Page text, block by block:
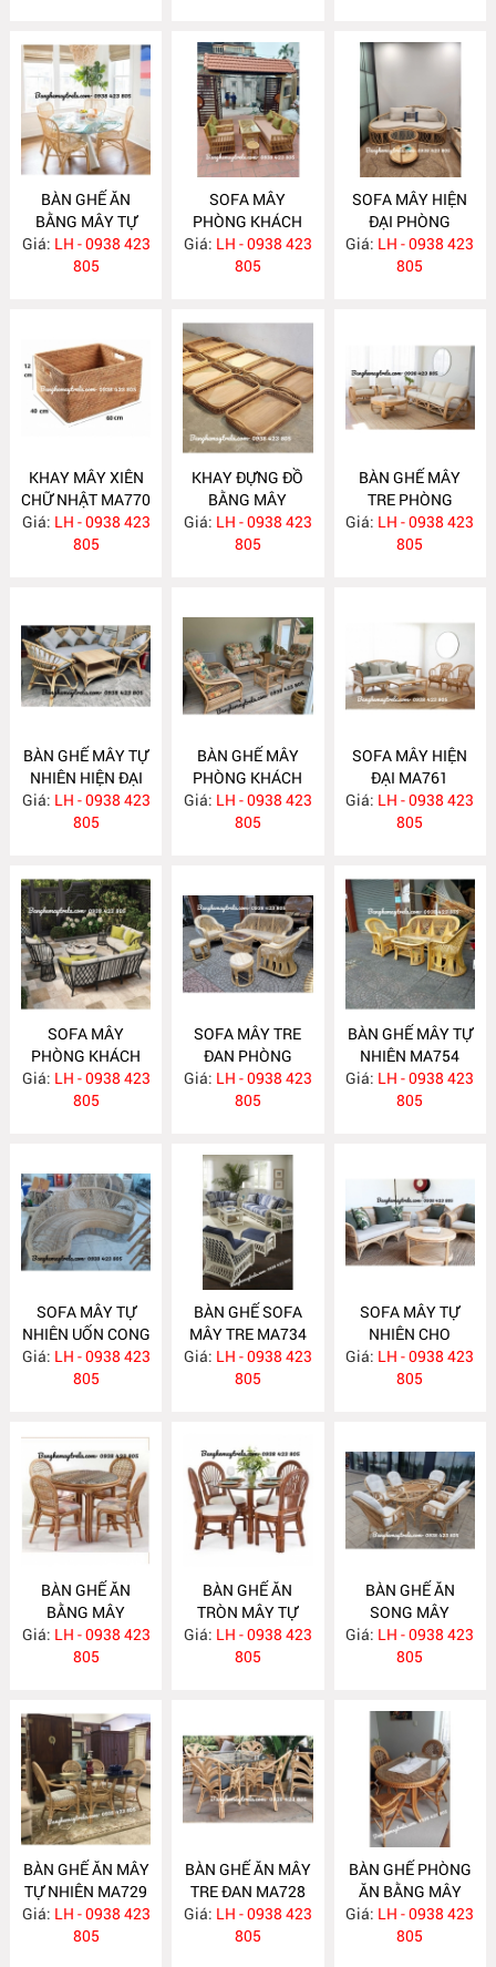
BÀN GHẾ ĂN
BẰNG MÂY TỰ
NHIÊN MA780
Giá: LH - 0938 423
805
SOFA MÂY
PHÒNG KHÁCH
KIỂU DÁNG ĐƠN
GIẢN MA778
Giá: LH - 0938 423
805
SOFA MÂY HIỆN
ĐẠI PHÒNG
KHÁCH MA777
Giá: LH - 0938 423
805
KHAY MÂY XIÊN
CHỮ NHẬT MA770
Giá: LH - 0938 423
805
KHAY ĐỰNG ĐỒ
BẰNG MÂY
MA769
Giá: LH - 0938 423
805
BÀN GHẾ MÂY
TRE PHÒNG
KHÁCH MA764
Giá: LH - 0938 423
805
BÀN GHẾ MÂY TỰ
NHIÊN HIỆN ĐẠI
MA763
Giá: LH - 0938 423
805
BÀN GHẾ MÂY
PHÒNG KHÁCH
MA762
Giá: LH - 0938 423
805
SOFA MÂY HIỆN
ĐẠI MA761
Giá: LH - 0938 423
805
SOFA MÂY
PHÒNG KHÁCH
MA760
Giá: LH - 0938 423
805
SOFA MÂY TRE
ĐAN PHÒNG
KHÁCH MA755
Giá: LH - 0938 423
805
BÀN GHẾ MÂY TỰ
NHIÊN MA754
Giá: LH - 0938 423
805
SOFA MÂY TỰ
NHIÊN UỐN CONG
MA743
Giá: LH - 0938 423
805
BÀN GHẾ SOFA
MÂY TRE MA734
Giá: LH - 0938 423
805
SOFA MÂY TỰ
NHIÊN CHO
PHÒNG KHÁCH
MA733
Giá: LH - 0938 423
805
BÀN GHẾ ĂN
BẰNG MÂY
MA732
Giá: LH - 0938 423
805
BÀN GHẾ ĂN
TRÒN MÂY TỰ
NHIÊN MA731
Giá: LH - 0938 423
805
BÀN GHẾ ĂN
SONG MÂY
MA730
Giá: LH - 0938 423
805
BÀN GHẾ ĂN MÂY
TỰ NHIÊN MA729
Giá: LH - 0938 423
805
BÀN GHẾ ĂN MÂY
TRE ĐAN MA728
Giá: LH - 0938 423
805
BÀN GHẾ PHÒNG
ĂN BẰNG MÂY
MA727
Giá: LH - 0938 423
805